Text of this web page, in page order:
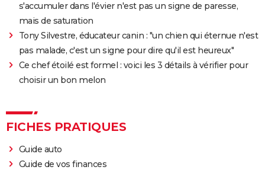
s'accumuler dans l'évier n'est pas un signe de paresse,
mais de saturation
Tony Silvestre, éducateur canin : "un chien qui éternue n'est
pas malade, c'est un signe pour dire qu'il est heureux"
Ce chef étoilé est formel : voici les 3 détails à vérifier pour
choisir un bon melon
FICHES PRATIQUES
Guide auto
Guide de vos finances